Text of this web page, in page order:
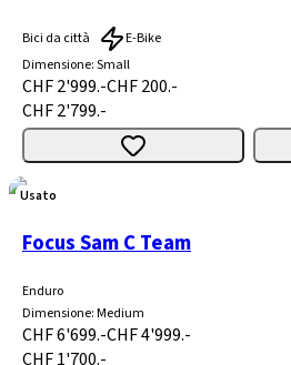
Bici da città
E-Bike
Dimensione:Small
CHF 2'999.-CHF 200.-
CHF 2'799.-
Usato
Focus Sam C Team
Enduro
Dimensione:Medium
CHF 6'699.-CHF 4'999.-
CHF 1'700.-